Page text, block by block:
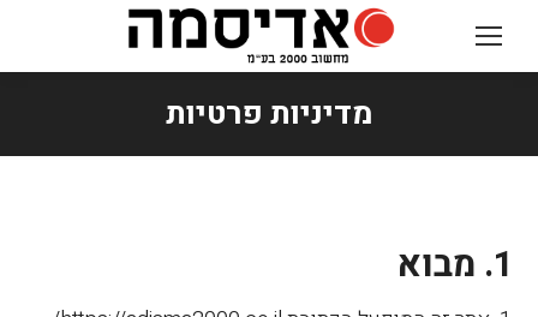
מדיניות פרטיות
You are here:
1. מבוא